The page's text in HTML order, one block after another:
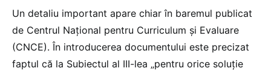
Un detaliu important apare chiar în baremul publicat
de Centrul Național pentru Curriculum și Evaluare
(CNCE). În introducerea documentului este precizat
faptul că la Subiectul al III-lea „pentru orice soluție